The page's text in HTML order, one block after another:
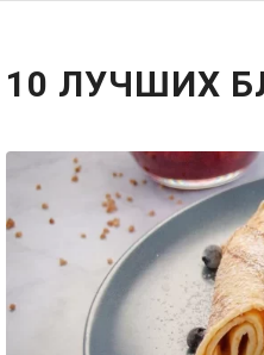
10 ЛУЧШИХ